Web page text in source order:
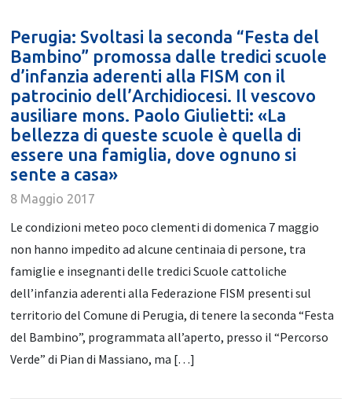
Perugia: Svoltasi la seconda “Festa del
Bambino” promossa dalle tredici scuole
d’infanzia aderenti alla FISM con il
patrocinio dell’Archidiocesi. Il vescovo
ausiliare mons. Paolo Giulietti: «La
bellezza di queste scuole è quella di
essere una famiglia, dove ognuno si
sente a casa»
8 Maggio 2017
Le condizioni meteo poco clementi di domenica 7 maggio
non hanno impedito ad alcune centinaia di persone, tra
famiglie e insegnanti delle tredici Scuole cattoliche
dell’infanzia aderenti alla Federazione FISM presenti sul
territorio del Comune di Perugia, di tenere la seconda “Festa
del Bambino”, programmata all’aperto, presso il “Percorso
Verde” di Pian di Massiano, ma […]